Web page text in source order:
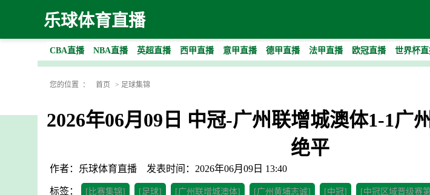
乐球体育直播
CBA直播 NBA直播 英超直播 西甲直播 意甲直播 德甲直播 法甲直播 欧冠直播 世界杯
您的位置 ： 首页 > 足球集锦
2026年06月09日 中冠-广州联增城澳体1-1广
绝平
作者：乐球体育直播 发表时间：2026年06月09日 13:40
标签： [比赛集锦] [足球] [广州联增城澳体] [广州黄埔志诚] [中冠] [中冠区域晋级赛